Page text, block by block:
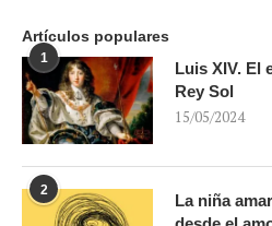
Artículos populares
1
Luis XIV. El
Rey Sol
15/05/2024
2
La niña